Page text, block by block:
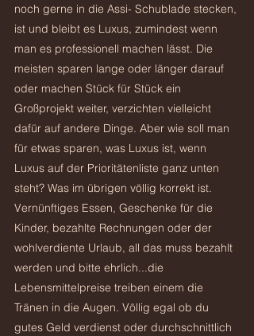
noch gerne in die Assi- Schublade stecken,
ist und bleibt es Luxus, zumindest wenn
man es professionell machen lässt. Die
meisten sparen lange oder länger darauf
oder machen Stück für Stück ein
Großprojekt weiter, verzichten vielleicht
dafür auf andere Dinge. Aber wie soll man
für etwas sparen, was Luxus ist, wenn
Luxus auf der Prioritätenliste ganz unten
steht? Was im übrigen völlig korrekt ist.
Vernünftiges Essen, Geschenke für die
Kinder, bezahlte Rechnungen oder der
wohlverdiente Urlaub, all das muss bezahlt
werden und bitte ehrlich...die
Lebensmittelpreise treiben einem die
Tränen in die Augen. Völlig egal ob du
gutes Geld verdienst oder durchschnittlich